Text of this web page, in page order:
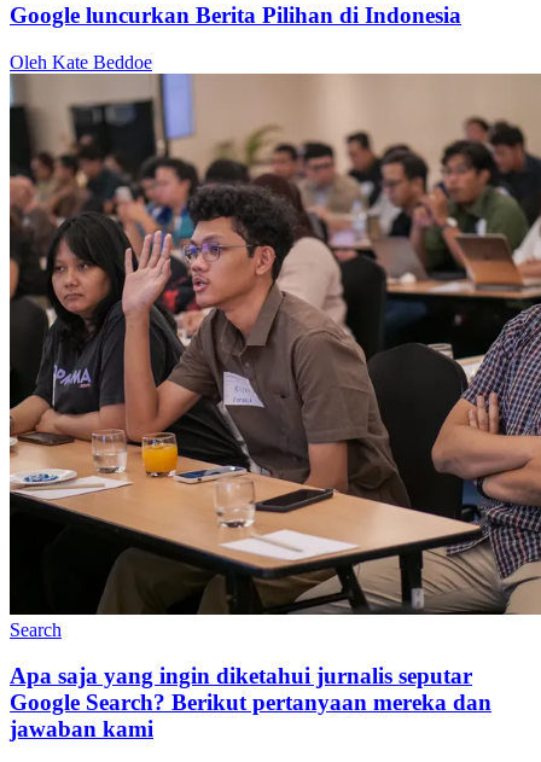
Google luncurkan Berita Pilihan di Indonesia
Oleh Kate Beddoe
Search
Apa saja yang ingin diketahui jurnalis seputar
Google Search? Berikut pertanyaan mereka dan
jawaban kami